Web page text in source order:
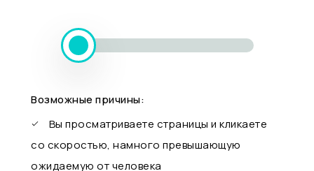
Возможные причины:
Вы просматриваете страницы и кликаете
со скоростью, намного превышающую
ожидаемую от человека